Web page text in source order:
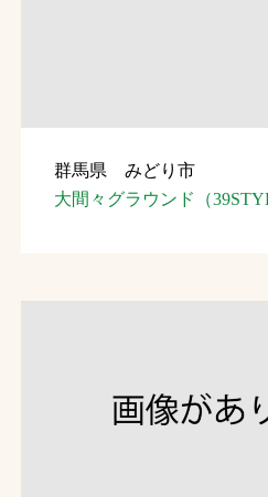
群馬県 みどり市
大間々グラウンド（